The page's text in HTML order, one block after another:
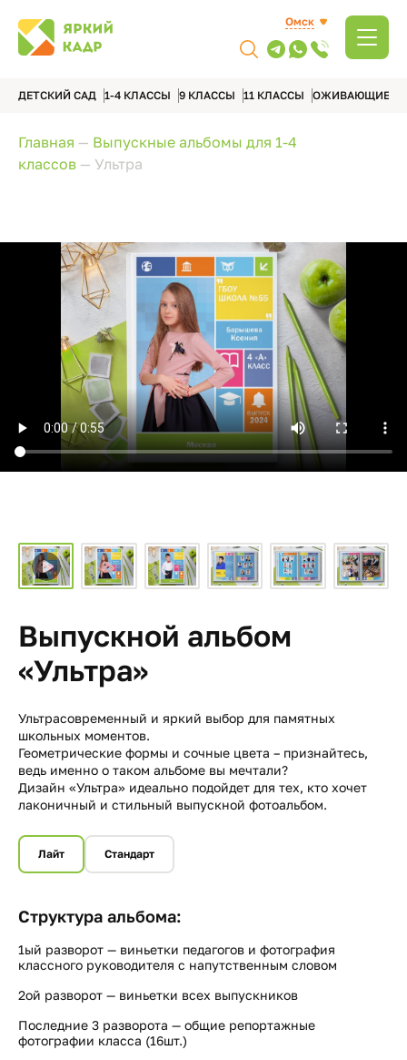
Омск
ДЕТСКИЙ САД 1-4 КЛАССЫ 9 КЛАССЫ 11 КЛАССЫ ОЖИВАЮЩИЕ
Главная — Выпускные альбомы для 1-4
классов — Ультра
Выпускной альбом
«Ультра»
Ультрасовременный и яркий выбор для памятных
школьных моментов.
Геометрические формы и сочные цвета – признайтесь,
ведь именно о таком альбоме вы мечтали?
Дизайн «Ультра» идеально подойдет для тех, кто хочет
лаконичный и стильный выпускной фотоальбом.
Лайт Стандарт
Структура альбома:
1ый разворот — виньетки педагогов и фотография
классного руководителя с напутственным словом
2ой разворот — виньетки всех выпускников
Последние 3 разворота — общие репортажные
фотографии класса (16шт.)